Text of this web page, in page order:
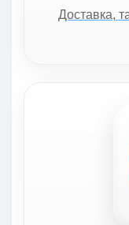
Доставка,